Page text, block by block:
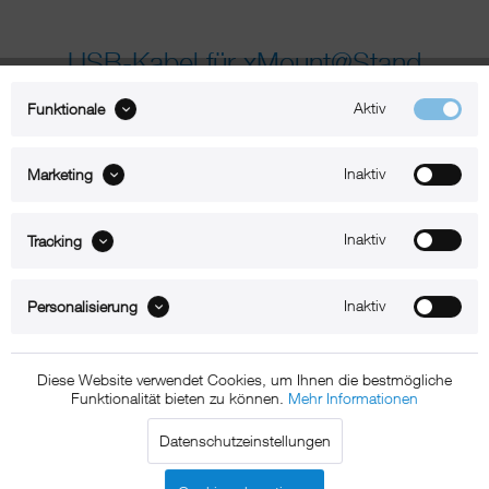
USB-Kabel für xMount@Stand
Lieferzeit 1-2 Werktage
Technische Daten
Beschreibung
Funktionale Aktiv
Marketing Inaktiv
Tracking Inaktiv
Personalisierung Inaktiv
Diese Website verwendet Cookies, um Ihnen die bestmögliche
Funktionalität bieten zu können. Mehr Informationen
Datenschutzeinstellungen